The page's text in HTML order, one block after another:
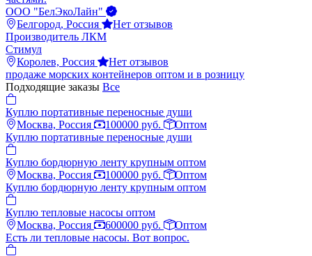
ООО "БелЭкоЛайн"
Белгород, Россия
Нет отзывов
Производитель ЛКМ
Стимул
Королев, Россия
Нет отзывов
продаже морских контейнеров оптом и в розницу
Подходящие заказы Все
Куплю портативные переносные души
Москва, Россия
100000 руб.
Оптом
Куплю портативные переносные души
Куплю бордюрную ленту крупным оптом
Москва, Россия
100000 руб.
Оптом
Куплю бордюрную ленту крупным оптом
Куплю тепловые насосы оптом
Москва, Россия
600000 руб.
Оптом
Есть ли тепловые насосы. Вот вопрос.